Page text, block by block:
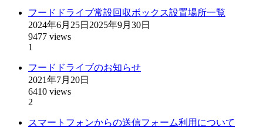
フードドライブ常設回収ボックス設置場所一覧
2024年6月25日 2025年9月30日
9477 views
1
フードドライブのお知らせ
2021年7月20日
6410 views
2
スマートフォンからの送信フォーム利用について